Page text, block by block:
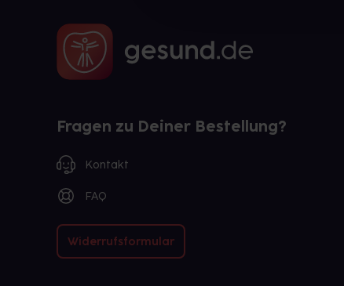
Fragen zu Deiner Bestellung?
Kontakt
FAQ
Widerrufsformular